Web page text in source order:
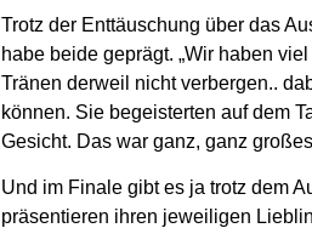
Trotz der Enttäuschung über das
habe beide geprägt. „Wir haben
Tränen derweil nicht verbergen..
können. Sie begeisterten auf dem
Gesicht. Das war ganz, ganz
Und im Finale gibt es ja trotz dem
präsentieren ihren jeweiligen